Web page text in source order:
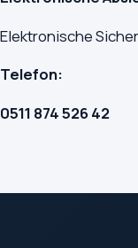
Elektronische
Telefon:
0511 874 526 42